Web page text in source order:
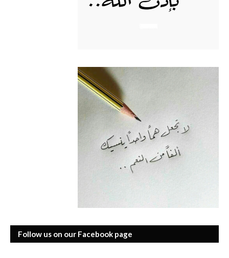
Follow us on our Facebook page